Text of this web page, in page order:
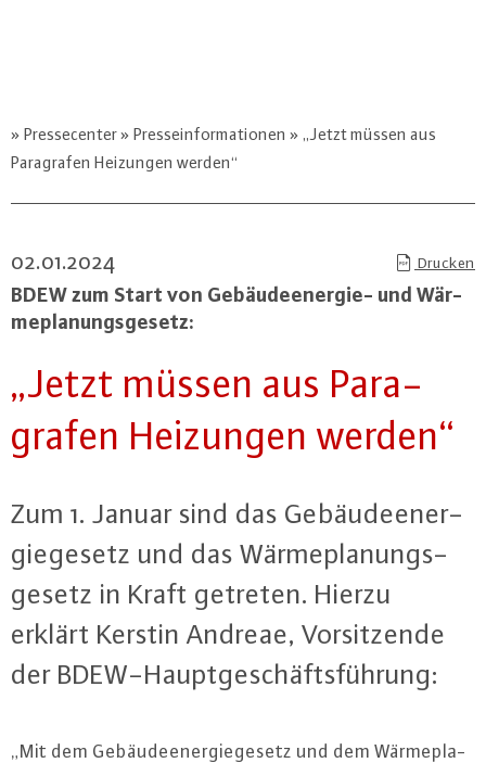
Pressecenter Presseinformationen
„Jetzt müssen aus
Paragrafen Heizungen werden“
02.01.2024 Drucken
BDEW zum Start von Ge­bäu­de­ener­gie- und Wär­
me­pla­nungs­ge­setz:
„Jetzt müssen aus Pa­ra­
gra­fen Heizungen werden“
Zum 1. Januar sind das Ge­bäu­de­ener­
gie­ge­setz und das Wär­me­pla­nungs­
ge­setz in Kraft getreten. Hierzu
erklärt Kerstin Andreae, Vor­sit­zen­de
der BDEW-Haupt­ge­schäfts­füh­rung:
„Mit dem Ge­bäu­de­ener­gie­ge­setz und dem Wär­me­pla­